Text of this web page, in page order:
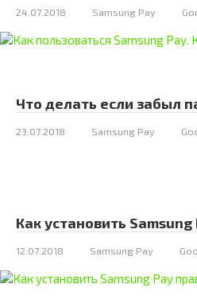
24.07.2018 Samsung Pay
Что делать если забыл
23.07.2018 Samsung Pay
Как установить
12.07.2018 Samsung Pay